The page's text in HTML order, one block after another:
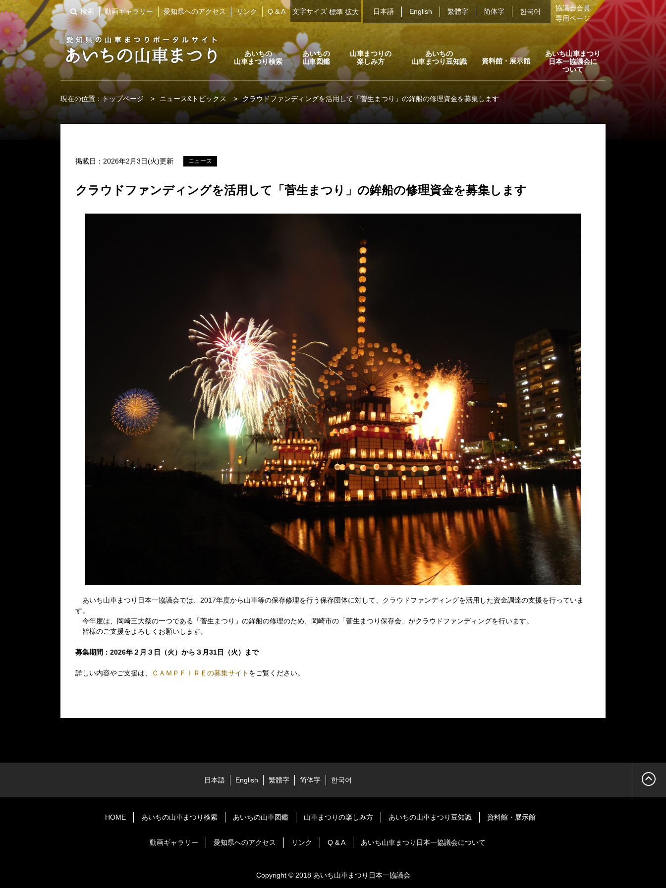
検索 動画ギャラリー 愛知県へのアクセス リンク Q & A 文字サイズ 標準 拡大 日本語 English 繁體字 简体字 한국어
協議会会員
専用ページ
あいちの
山車まつり検索
あいちの
山車図鑑
山車まつりの
楽しみ方
あいちの
山車まつり豆知識
資料館・展示館
あいち山車まつり
日本一協議会に
ついて
現在の位置：トップページ > ニュース&トピックス > クラウドファンディングを活用して「菅生まつり」の鉾船の修理資金を募集します
掲載日：2026年2月3日(火)更新 ニュース
クラウドファンディングを活用して「菅生まつり」の鉾船の修理資金を募集します
あいち山車まつり日本一協議会では、2017年度から山車等の保存修理を行う保存団体に対して、クラウドファンディングを活用した資金調達の支援を行っていま
す。
今年度は、岡崎三大祭の一つである「菅生まつり」の鉾船の修理のため、岡崎市の「菅生まつり保存会」がクラウドファンディングを行います。
皆様のご支援をよろしくお願いします。
募集期間：2026年２月３日（火）から３月31日（火）まで
詳しい内容やご支援は、 ＣＡＭＰＦＩＲＥの募集サイト をご覧ください。
日本語 English 繁體字 简体字 한국어
HOME あいちの山車まつり検索 あいちの山車図鑑 山車まつりの楽しみ方 あいちの山車まつり豆知識 資料館・展示館
動画ギャラリー 愛知県へのアクセス リンク Q & A あいち山車まつり日本一協議会について
Copyright © 2018 あいち山車まつり日本一協議会